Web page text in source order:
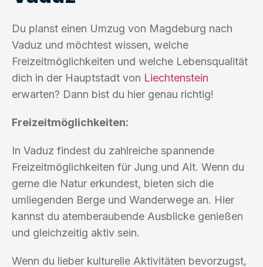
Du planst einen Umzug von Magdeburg nach
Vaduz und möchtest wissen, welche
Freizeitmöglichkeiten und welche Lebensqualität
dich in der Hauptstadt von Liechtenstein
erwarten? Dann bist du hier genau richtig!
Freizeitmöglichkeiten:
In Vaduz findest du zahlreiche spannende
Freizeitmöglichkeiten für Jung und Alt. Wenn du
gerne die Natur erkundest, bieten sich die
umliegenden Berge und Wanderwege an. Hier
kannst du atemberaubende Ausblicke genießen
und gleichzeitig aktiv sein.
Wenn du lieber kulturelle Aktivitäten bevorzugst,